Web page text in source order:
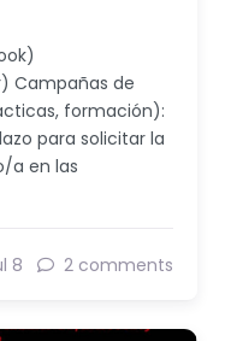
Campañas de
formación):
para solicitar la
a en las
8 2 comments